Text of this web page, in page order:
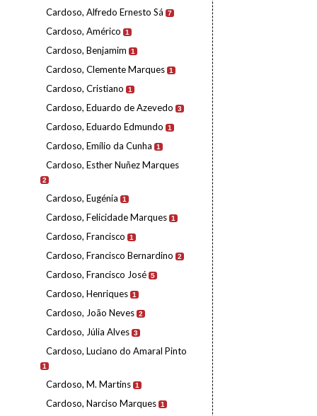
Cardoso, Alfredo Ernesto Sá 7
Cardoso, Américo 1
Cardoso, Benjamim 1
Cardoso, Clemente Marques 1
Cardoso, Cristiano 1
Cardoso, Eduardo de Azevedo 3
Cardoso, Eduardo Edmundo 1
Cardoso, Emílio da Cunha 1
Cardoso, Esther Nuñez Marques
2
Cardoso, Eugénia 1
Cardoso, Felicidade Marques 1
Cardoso, Francisco 1
Cardoso, Francisco Bernardino 2
Cardoso, Francisco José 5
Cardoso, Henriques 1
Cardoso, João Neves 2
Cardoso, Júlia Alves 3
Cardoso, Luciano do Amaral Pinto
1
Cardoso, M. Martins 1
Cardoso, Narciso Marques 1